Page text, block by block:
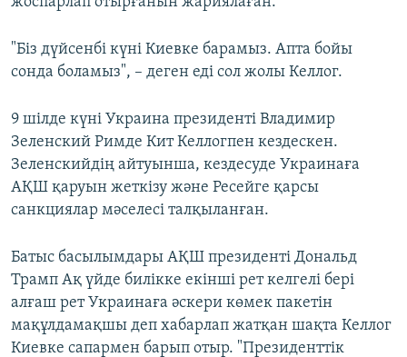
"Біз дүйсенбі күні Киевке барамыз. Апта бойы
сонда боламыз", – деген еді сол жолы Келлог.
9 шілде күні Украина президенті Владимир
Зеленский Римде Кит Келлогпен кездескен.
Зеленскийдің айтуынша, кездесуде Украинаға
АҚШ қаруын жеткізу және Ресейге қарсы
санкциялар мәселесі талқыланған.
Батыс басылымдары АҚШ президенті Дональд
Трамп Ақ үйде билікке екінші рет келгелі бері
алғаш рет Украинаға әскери көмек пакетін
мақұлдамақшы деп хабарлап жатқан шақта Келлог
Киевке сапармен барып отыр. "Президенттік